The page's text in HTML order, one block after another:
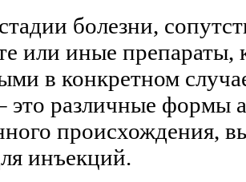
болезни,
или иные препараты,
в конкретном
это различные формы
происхождения,
инъекций.